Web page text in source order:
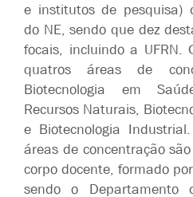
e institutos de pesquisa)
do NE, sendo que dez
focais, incluindo a UFRN.
quatros áreas de
Biotecnologia em
Recursos Naturais,
e Biotecnologia
áreas de concentração
corpo docente, formado
sendo o Departamento